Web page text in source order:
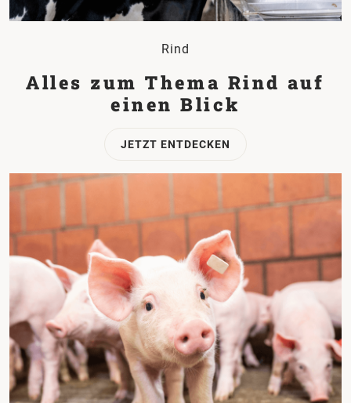
Rind
Alles zum Thema Rind auf
einen Blick
JETZT ENTDECKEN